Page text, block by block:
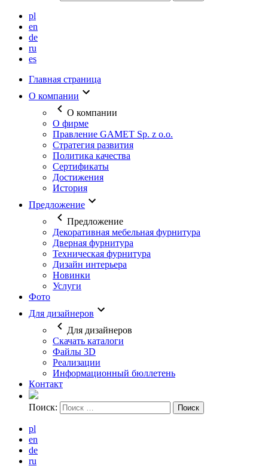
pl
en
de
ru
es
Главная страница
О компании
О компании
О фирме
Правление GAMET Sp. z o.o.
Стратегия развития
Политика качества
Сертификаты
Достижения
История
Предложение
Предложение
Декоративная мебельная фурнитура
Дверная фурнитура
Техническая фурнитура
Дизайн интерьера
Новинки
Услуги
Фото
Для дизайнеров
Для дизайнеров
Скачать каталоги
Файлы 3D
Реализации
Информационный бюллетень
Кoнтaкт
Поиск:
pl
en
de
ru